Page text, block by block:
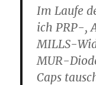
Im Laufe
ich PRP-,
MILLS-
MUR-
Caps